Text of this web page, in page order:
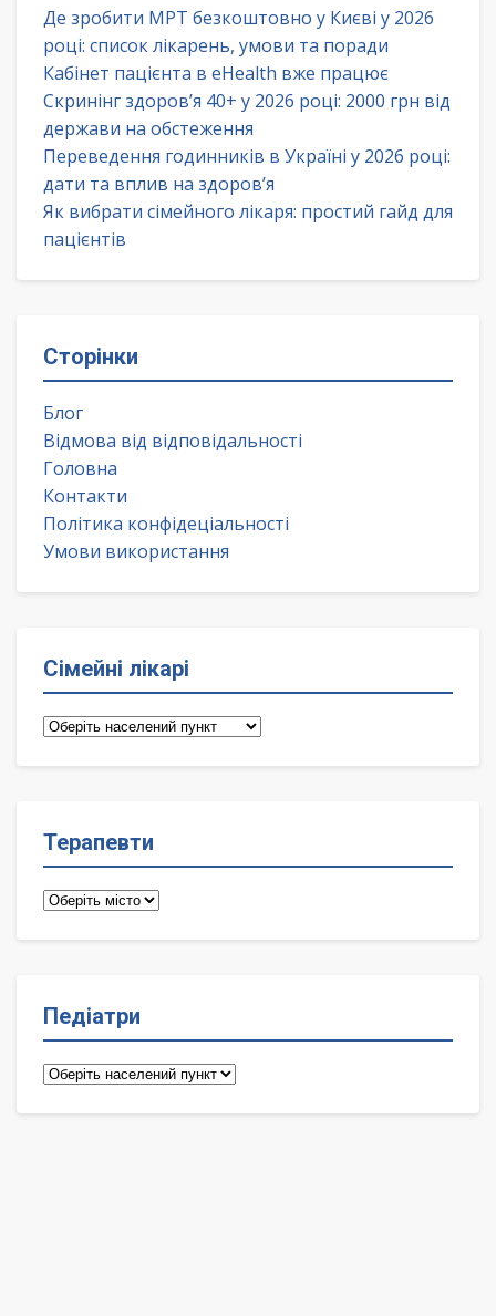
Де зробити МРТ безкоштовно у Києві у 2026
році: список лікарень, умови та поради
Кабінет пацієнта в eHealth вже працює
Скринінг здоров’я 40+ у 2026 році: 2000 грн від
держави на обстеження
Переведення годинників в Україні у 2026 році:
дати та вплив на здоров’я
Як вибрати сімейного лікаря: простий гайд для
пацієнтів
Сторінки
Блог
Відмова від відповідальності
Головна
Контакти
Політика конфідеціальності
Умови використання
Сімейні лікарі
Сімейні
Терапевти
Терапевти
Педіатри
Педіатри